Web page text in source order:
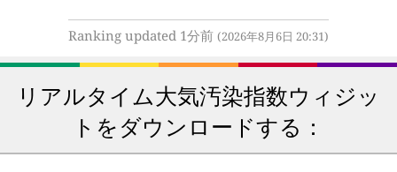
Ranking updated 1分前 (2026年8月6日 20:31)
リアルタイム大気汚染指数ウィジッ
トをダウンロードする：